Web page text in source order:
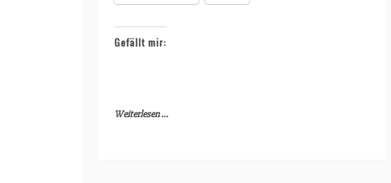
Gefällt mir:
Weiterlesen ...